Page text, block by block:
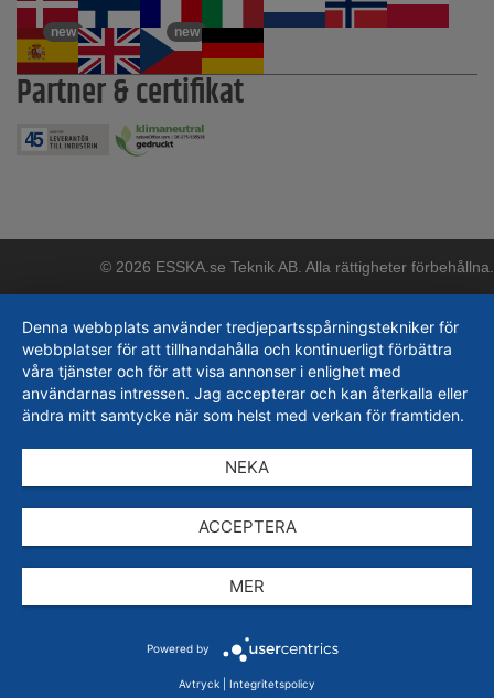
new new
Partner & certifikat
© 2026 ESSKA.se Teknik AB. Alla rättigheter förbehållna.
Denna webbplats använder tredjepartsspårningstekniker för
webbplatser för att tillhandahålla och kontinuerligt förbättra
våra tjänster och för att visa annonser i enlighet med
användarnas intressen. Jag accepterar och kan återkalla eller
ändra mitt samtycke när som helst med verkan för framtiden.
NEKA
ACCEPTERA
MER
Powered by
Avtryck Integritetspolicy